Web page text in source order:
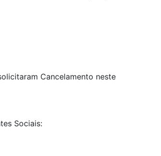
Cancelamento neste
Sociais: